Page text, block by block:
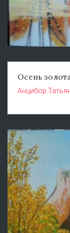
Осень
Анцибор